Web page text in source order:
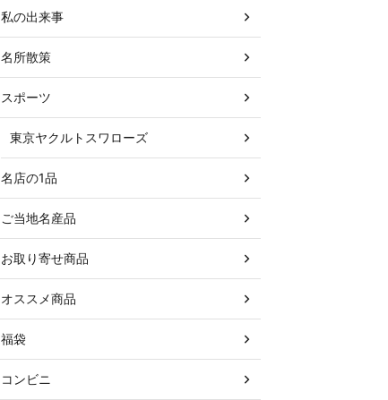
私の出来事
名所散策
スポーツ
東京ヤクルトスワローズ
名店の1品
ご当地名産品
お取り寄せ商品
オススメ商品
福袋
コンビニ